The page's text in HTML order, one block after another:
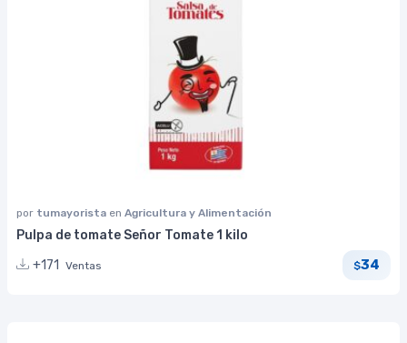
por tumayorista en Agricultura y Alimentación
Pulpa de tomate Señor Tomate 1 kilo
+171
Ventas $34